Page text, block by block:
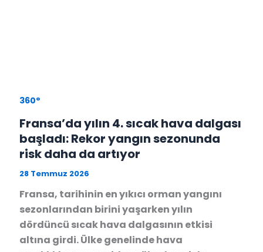
360°
Fransa’da yılın 4. sıcak hava dalgası
başladı: Rekor yangın sezonunda
risk daha da artıyor
28 Temmuz 2026
Fransa, tarihinin en yıkıcı orman yangını
sezonlarından birini yaşarken yılın
dördüncü sıcak hava dalgasının etkisi
altına girdi. Ülke genelinde hava